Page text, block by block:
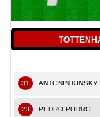
31 ANTONIN KINSKY
23 PEDRO PORRO